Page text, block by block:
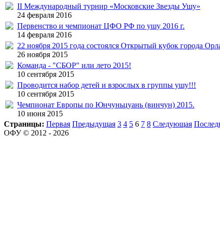
II Международный турнир «Московские Звезды Ушу»
24 февраля 2016
Первенство и чемпионат ЦФО РФ по ушу 2016 г.
14 февраля 2016
22 ноября 2015 года состоялся Открытый кубок города
26 ноября 2015
Команда - "СБОР" или лето 2015!
10 сентября 2015
Проводится набор детей и взрослых в группы ушу!!!
10 сентября 2015
Чемпионат Европы по Юнчуньцуань (винчун) 2015.
10 июня 2015
Страницы: Первая Предыдущая 3 4 5 6 7 8 Следующая
ОФУ © 2012 - 2026